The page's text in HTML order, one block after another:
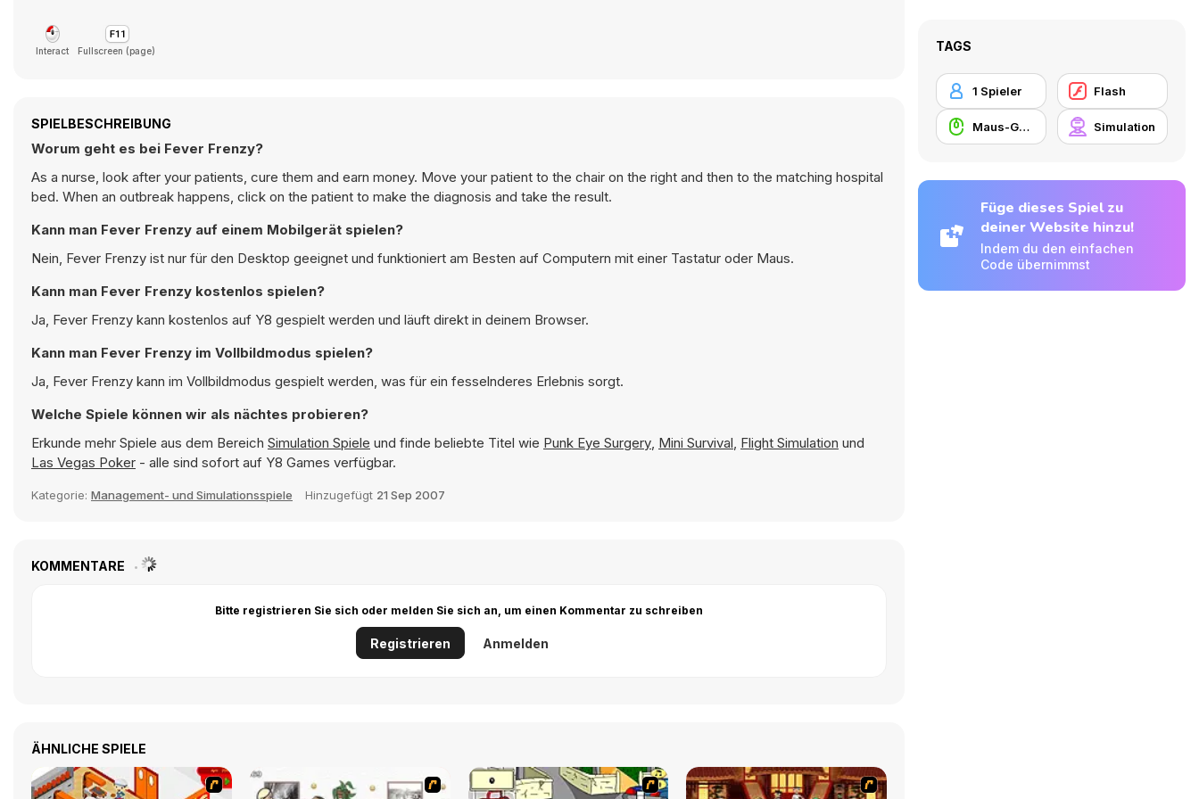
Interact Fullscreen (page)
SPIELBESCHREIBUNG
Worum geht es bei Fever Frenzy?
As a nurse, look after your patients, cure them and earn money. Move your patient to the chair on the right and then to the matching hospital
bed. When an outbreak happens, click on the patient to make the diagnosis and take the result.
Kann man Fever Frenzy auf einem Mobilgerät spielen?
Nein, Fever Frenzy ist nur für den Desktop geeignet und funktioniert am Besten auf Computern mit einer Tastatur oder Maus.
Kann man Fever Frenzy kostenlos spielen?
Ja, Fever Frenzy kann kostenlos auf Y8 gespielt werden und läuft direkt in deinem Browser.
Kann man Fever Frenzy im Vollbildmodus spielen?
Ja, Fever Frenzy kann im Vollbildmodus gespielt werden, was für ein fesselnderes Erlebnis sorgt.
Welche Spiele können wir als nächtes probieren?
Erkunde mehr Spiele aus dem Bereich Simulation Spiele und finde beliebte Titel wie Punk Eye Surgery, Mini Survival, Flight Simulation und
Las Vegas Poker - alle sind sofort auf Y8 Games verfügbar.
Kategorie: Management- und Simulationsspiele Hinzugefügt 21 Sep 2007
KOMMENTARE
Bitte registrieren Sie sich oder melden Sie sich an, um einen Kommentar zu schreiben
Registrieren Anmelden
ÄHNLICHE SPIELE
TAGS
1 Spieler Flash
Maus-Geschicklichkeit Simulation
Füge dieses Spiel zu
deiner Website hinzu!
Indem du den einfachen
Code übernimmst